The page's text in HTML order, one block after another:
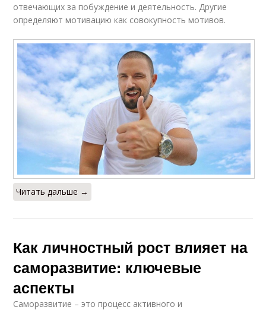
отвечающих за побуждение и деятельность. Другие
определяют мотивацию как совокупность мотивов.
Читать дальше →
Как личностный рост влияет на
саморазвитие: ключевые
аспекты
Саморазвитие – это процесс активного и